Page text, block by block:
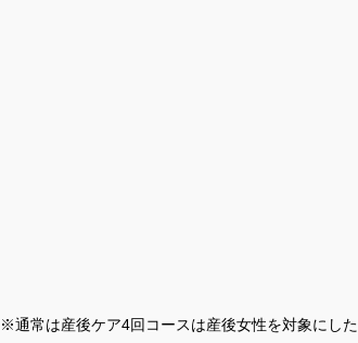
※通常は産後ケア4回コースは産後女性を対象にした